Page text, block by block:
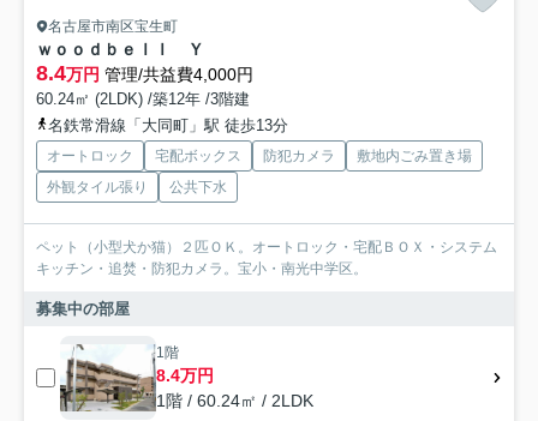
名古屋市南区宝生町
ｗｏｏｄｂｅｌｌ Ｙ
8.4万円 管理/共益費4,000円
60.24㎡ (2LDK) /築12年 /3階建
名鉄常滑線「大同町」駅 徒歩13分
オートロック 宅配ボックス 防犯カメラ
敷地内ごみ置き場
外観タイル張り
公共下水
ペット（小型犬か猫）２匹ＯＫ。オートロック・宅配ＢＯＸ・システム
キッチン・追焚・防犯カメラ。宝小・南光中学区。
募集中の部屋
1階
8.4万円
1階 / 60.24㎡ / 2LDK